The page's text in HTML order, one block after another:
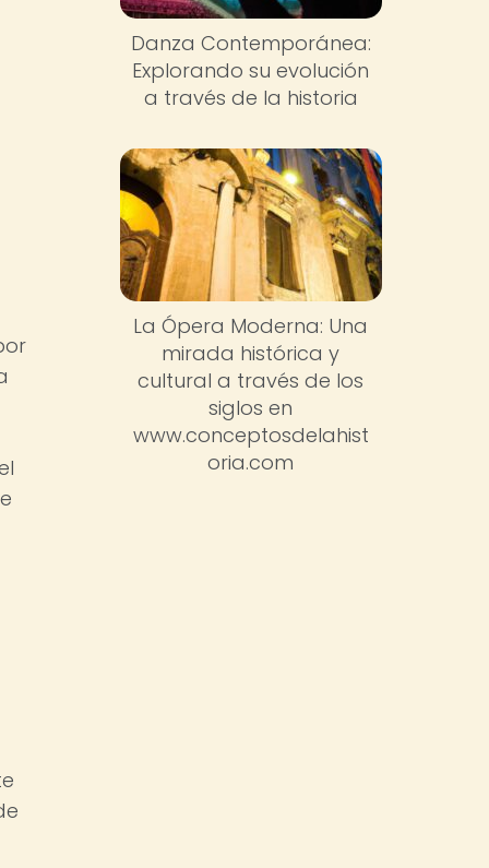
Danza Contemporánea:
Explorando su evolución
a través de la historia
La Ópera Moderna: Una
mirada histórica y
cultural a través de los
siglos en
www.conceptosdelahist
oria.com